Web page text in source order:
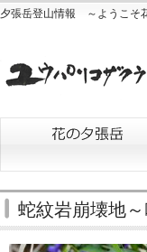
夕張岳登山情報 ～ようこそ
蛇紋岩崩壊地